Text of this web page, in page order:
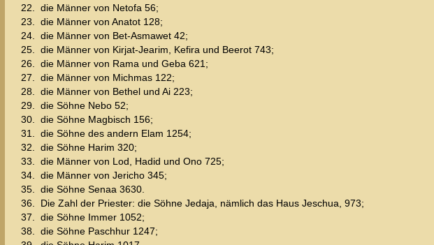
22.
die Männer von Netofa 56;
23.
die Männer von Anatot 128;
24.
die Männer von Bet-Asmawet 42;
25.
die Männer von Kirjat-Jearim, Kefira und Beerot 743;
26.
die Männer von Rama und Geba 621;
27.
die Männer von Michmas 122;
28.
die Männer von Bethel und Ai 223;
29.
die Söhne Nebo 52;
30.
die Söhne Magbisch 156;
31.
die Söhne des andern Elam 1254;
32.
die Söhne Harim 320;
33.
die Männer von Lod, Hadid und Ono 725;
34.
die Männer von Jericho 345;
35.
die Söhne Senaa 3630.
36.
Die Zahl der Priester: die Söhne Jedaja, nämlich das Haus Jeschua, 973;
37.
die Söhne Immer 1052;
38.
die Söhne Paschhur 1247;